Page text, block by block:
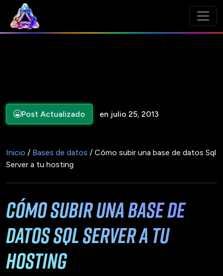
Post Actualizado en julio 25, 2013
Inicio / Bases de datos / Cómo subir una base de datos Sql
Server a tu hosting
Cómo subir una base de
datos Sql Server a tu
hosting